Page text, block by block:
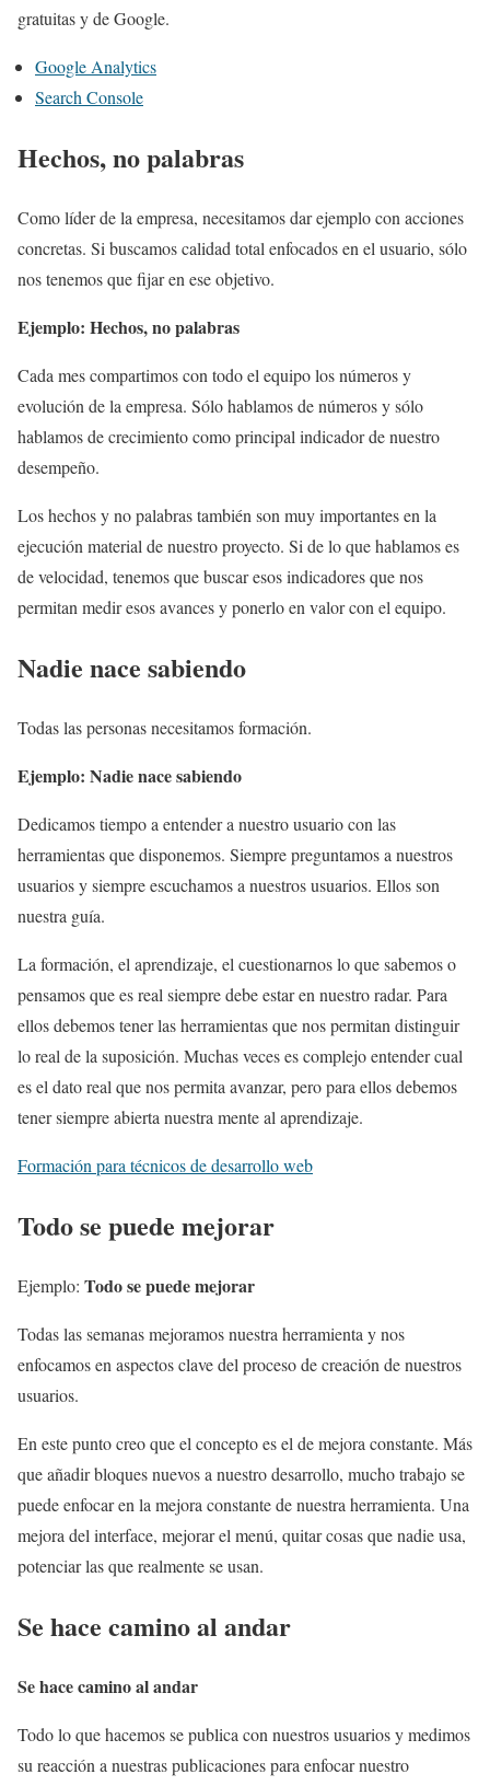
gratuitas y de Google.
Google Analytics
Search Console
Hechos, no palabras
Como líder de la empresa, necesitamos dar ejemplo con acciones
concretas. Si buscamos calidad total enfocados en el usuario, sólo
nos tenemos que fijar en ese objetivo.
Ejemplo: Hechos, no palabras
Cada mes compartimos con todo el equipo los números y
evolución de la empresa. Sólo hablamos de números y sólo
hablamos de crecimiento como principal indicador de nuestro
desempeño.
Los hechos y no palabras también son muy importantes en la
ejecución material de nuestro proyecto. Si de lo que hablamos es
de velocidad, tenemos que buscar esos indicadores que nos
permitan medir esos avances y ponerlo en valor con el equipo.
Nadie nace sabiendo
Todas las personas necesitamos formación.
Ejemplo: Nadie nace sabiendo
Dedicamos tiempo a entender a nuestro usuario con las
herramientas que disponemos. Siempre preguntamos a nuestros
usuarios y siempre escuchamos a nuestros usuarios. Ellos son
nuestra guía.
La formación, el aprendizaje, el cuestionarnos lo que sabemos o
pensamos que es real siempre debe estar en nuestro radar. Para
ellos debemos tener las herramientas que nos permitan distinguir
lo real de la suposición. Muchas veces es complejo entender cual
es el dato real que nos permita avanzar, pero para ellos debemos
tener siempre abierta nuestra mente al aprendizaje.
Formación para técnicos de desarrollo web
Todo se puede mejorar
Ejemplo: Todo se puede mejorar
Todas las semanas mejoramos nuestra herramienta y nos
enfocamos en aspectos clave del proceso de creación de nuestros
usuarios.
En este punto creo que el concepto es el de mejora constante. Más
que añadir bloques nuevos a nuestro desarrollo, mucho trabajo se
puede enfocar en la mejora constante de nuestra herramienta. Una
mejora del interface, mejorar el menú, quitar cosas que nadie usa,
potenciar las que realmente se usan.
Se hace camino al andar
Se hace camino al andar
Todo lo que hacemos se publica con nuestros usuarios y medimos
su reacción a nuestras publicaciones para enfocar nuestro